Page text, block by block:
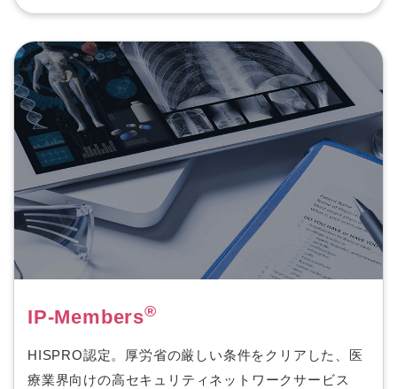
IP-Members®
HISPRO認定。厚労省の厳しい条件をクリアした、医
療業界向けの高セキュリティネットワークサービス